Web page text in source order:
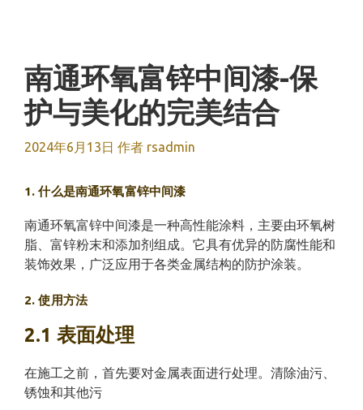
南通环氧富锌中间漆-保
护与美化的完美结合
2024年6月13日 作者 rsadmin
1. 什么是南通环氧富锌中间漆
南通环氧富锌中间漆是一种高性能涂料，主要由环氧树
脂、富锌粉末和添加剂组成。它具有优异的防腐性能和
装饰效果，广泛应用于各类金属结构的防护涂装。
2. 使用方法
2.1 表面处理
在施工之前，首先要对金属表面进行处理。清除油污、
锈蚀和其他污